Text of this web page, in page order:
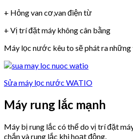
+ Hỏng van cơ,van điện từ
+ Vị trí đặt máy không cân bằng
Máy lọc nước kêu to sẽ phát ra những
Sửa máy lọc nước WATIO
Máy rung lắc mạnh
Máy bị rung lắc có thể do vị trí đặt
chắn và rung lắc khi hoạt động.